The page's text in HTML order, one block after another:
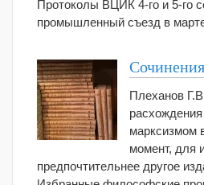
Протоколы ВЦИК 4-го и 5-го
промышленный съезд в марте
Плеханов
марксизмом
момент, для
предпочтительнее другое